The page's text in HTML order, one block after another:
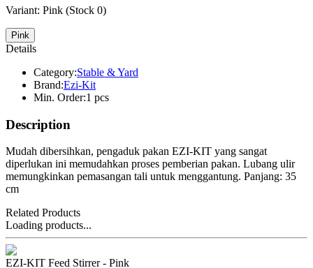
Variant: Pink (Stock 0)
Pink
Details
Category:Stable & Yard
Brand:Ezi-Kit
Min. Order:1 pcs
Description
Mudah dibersihkan, pengaduk pakan EZI-KIT yang sangat
diperlukan ini memudahkan proses pemberian pakan. Lubang ulir
memungkinkan pemasangan tali untuk menggantung. Panjang: 35
cm
Related Products
Loading products...
EZI-KIT Feed Stirrer - Pink